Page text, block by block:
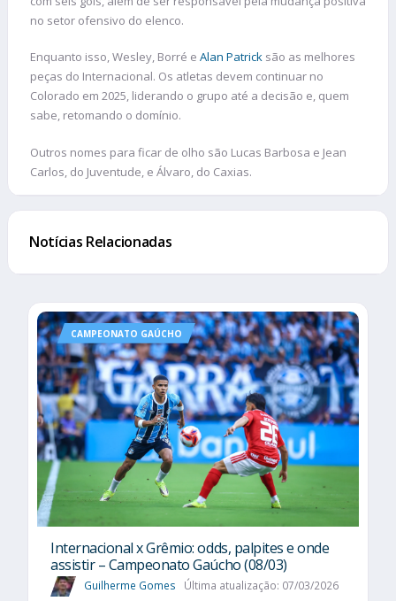
no setor ofensivo do elenco.
Enquanto isso, Wesley, Borré e Alan Patrick são as melhores
peças do Internacional. Os atletas devem continuar no
Colorado em 2025, liderando o grupo até a decisão e, quem
sabe, retomando o domínio.
Outros nomes para ficar de olho são Lucas Barbosa e Jean
Carlos, do Juventude, e Álvaro, do Caxias.
Notícias Relacionadas
CAMPEONATO GAÚCHO
Internacional x Grêmio: odds, palpites e onde
assistir – Campeonato Gaúcho (08/03)
Guilherme Gomes Última atualização: 07/03/2026